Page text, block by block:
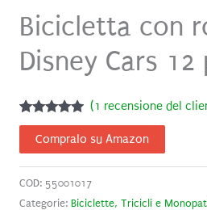
Bicicletta con
Disney Cars
Valutato
5.00su 5
su base di
1
(1 recensione del
Compralo su Amazon
COD: 55001017
Categorie: Biciclette, Tricicli e